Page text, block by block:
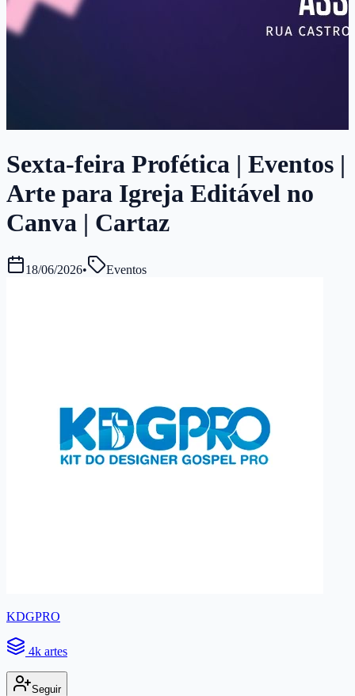
Sexta-feira Profética | Eventos |
Arte para Igreja Editável no
Canva | Cartaz
18/06/2026• Eventos
KDGPRO
4k artes
Seguir